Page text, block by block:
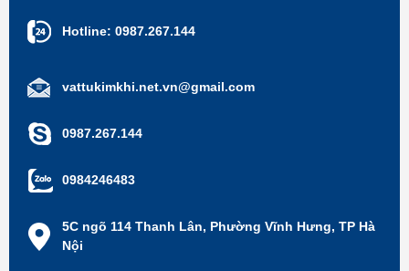
Hotline: 0987.267.144
vattukimkhi.net.vn@gmail.com
0987.267.144
0984246483
5C ngõ 114 Thanh Lân, Phường Vĩnh Hưng, TP Hà
Nội